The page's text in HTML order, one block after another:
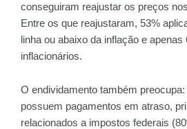
conseguiram reajustar os preços
Entre os que reajustaram, 53%
linha ou abaixo da inflação e
inflacionários.
O endividamento também
possuem pagamentos em atraso,
relacionados a impostos federais